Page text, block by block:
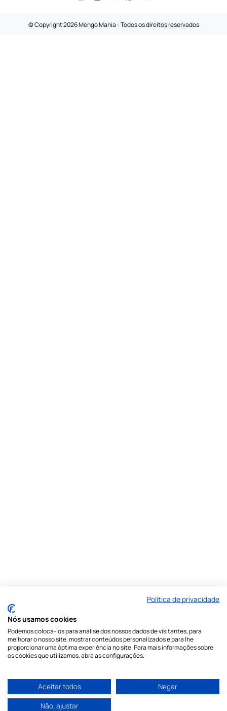
© Copyright 2026 Mengo Mania - Todos os direitos reservados
Política de privacidade
Nós usamos cookies
Podemos colocá-los para análise dos nossos dados de visitantes, para
melhorar o nosso site, mostrar conteúdos personalizados e para lhe
proporcionar uma óptima experiência no site. Para mais informações sobre
os cookies que utilizamos, abra as configurações.
Aceitar todos
Negar
Não, ajustar